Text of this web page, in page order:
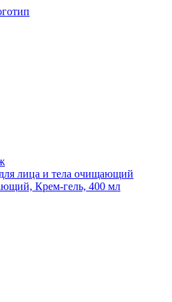
лица и тела очищающий
Крем-гель, 400 мл